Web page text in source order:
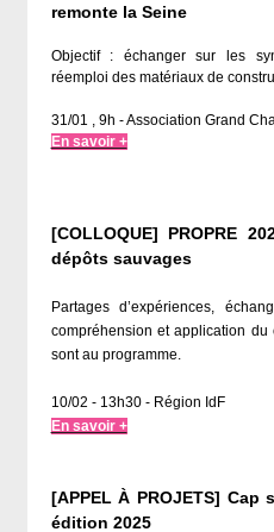
remonte la Seine
Objectif : échanger sur les
réemploi des matériaux de
31/01 , 9h - Association Grand
En savoir +
[COLLOQUE] PROPRE
dépôts sauvages
Partages d’expériences,
compréhension et application
sont au programme.
10/02 - 13h30 - Région IdF
En savoir +
[APPEL À PROJETS] Cap
édition 2025